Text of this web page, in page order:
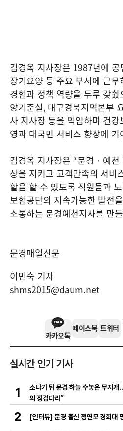
김경옥 지사장은 1987년에 공
장기요양 등 주요 부서에 근
경험과 정책 역량을 두루 갖췄
양기준실, 대구경북지역본부
사 지사장 등을 역임하며 건
영과 대국민 서비스 향상에 기
김경옥 지사장은 “문경‧예천
상을 지키고 고객만족의 서비
할을 할 수 있도록 직원들과
보험공단의 지속가능한 발전
소통하는 문경예천지사를 만
문경매일신문
이민숙 기자
shms2015@daum.net
카카오톡
페이스북 트위터
실시간 인기 기사
1
소나기 뒤 문경 하늘 수놓은 무지
의 징검다리”
2 [인터뷰] 문경 출신 정연모 경희대